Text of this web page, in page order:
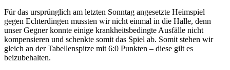
Für das ursprünglich am letzten Sonntag angesetzte Heimspiel
gegen Echterdingen mussten wir nicht einmal in die Halle, denn
unser Gegner konnte einige krankheitsbedingte Ausfälle nicht
kompensieren und schenkte somit das Spiel ab. Somit stehen wir
gleich an der Tabellenspitze mit 6:0 Punkten – diese gilt es
beizubehalten.